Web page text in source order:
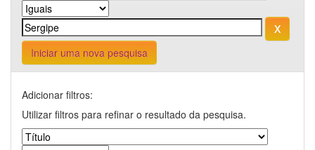
Iniciar uma nova pesquisa
Adicionar filtros:
Utilizar filtros para refinar o resultado da pesquisa.